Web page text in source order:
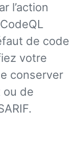
l’action
de code
votre
conserver
ou de